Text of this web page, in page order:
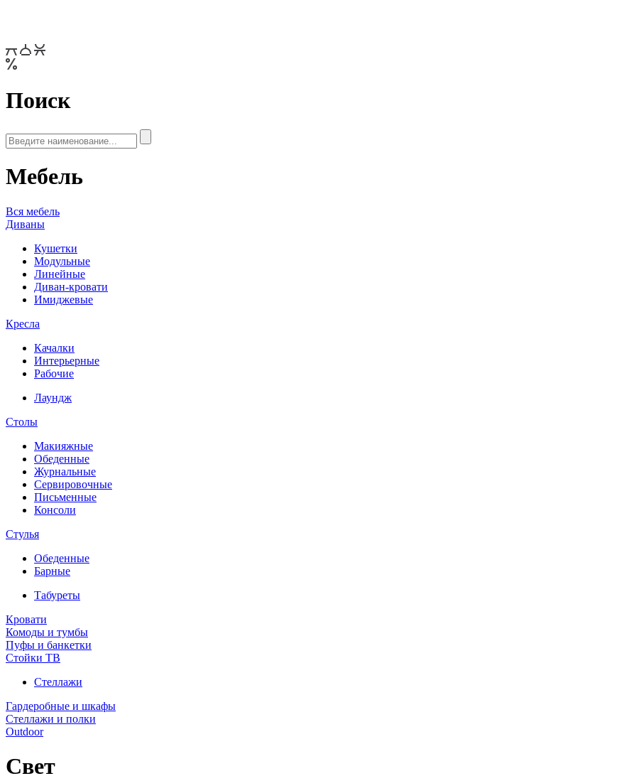
Поиск
Мебель
Вся мебель
Диваны
Кушетки
Модульные
Линейные
Диван-кровати
Имиджевые
Кресла
Качалки
Интерьерные
Рабочие
Лаундж
Столы
Макияжные
Обеденные
Журнальные
Сервировочные
Письменные
Консоли
Стулья
Обеденные
Барные
Табуреты
Кровати
Комоды и тумбы
Пуфы и банкетки
Стойки ТВ
Стеллажи
Гардеробные и шкафы
Стеллажи и полки
Outdoor
Свет